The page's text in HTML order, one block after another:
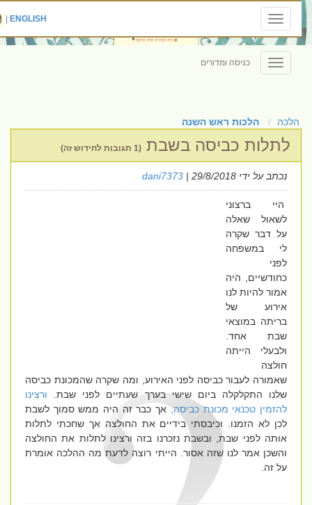
Toggle
navigation
ENGLISH
|
Toggle
navigation
כניסה ומדורים
הלכה הלכות ראש השנה
לתלות כביסה בשבת(1 תגובות לחידוש זה)
נכתב על ידי dani7373| 29/8/2018
היי ברצוני
לשאול שאלה
על דבר שקרה
לי במשפחה
לפני
כחודשיים, היה
אמור להיות לנו
אירוע של
בריתה במוצאי
שבת אחד.
ולבעלי הייתה
חולצה
שאמורה לעבור כביסה לפני האירוע, ומה שקרה שהמכונת כביסה
שלנו התקלקלה ביום שישי בערך שעתיים לפני שבת.ורצינו
להזמין טכנאי מכונת כביסה,אך כבר זה היה ממש סמוך לשבת
לכן לא הזמנו. וכיבסתי בידיים את החולצה אך שחכתי לתלות
אותה לפני שבת, ובשבת נזכרנו בזה ורצינו לתלות את החולצה
והשכן אמר לנו שזה אסור. הייתי רוצה לדעת מה ההלכה אומרת
על זה.